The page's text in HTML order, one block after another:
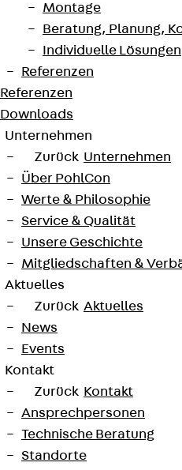
Montage
Beratung, Planung,
Individuelle Lösungen
Referenzen
Referenzen
Downloads
Unternehmen
Zurück Unternehmen
Über PohlCon
Werte & Philosophie
Service & Qualität
Unsere Geschichte
Mitgliedschaften &
Aktuelles
Zurück Aktuelles
News
Events
Kontakt
Zurück Kontakt
Ansprechpersonen
Technische Beratung
Standorte